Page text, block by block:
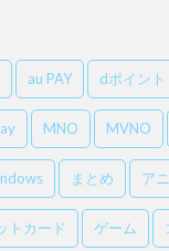
au PAY dポイント
MNO MVNO
まとめ ア
トカード ゲーム